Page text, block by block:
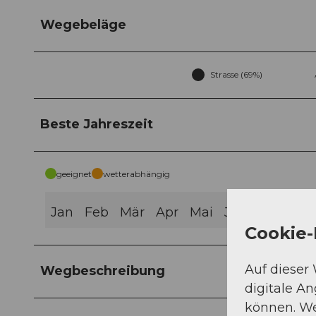
Wegebeläge
Strasse (69%)
Beste Jahreszeit
geeignet wetterabhängig
Jan Feb Mär Apr Mai Jun
Wegbeschreibung
Auf dieser
digitale
können.